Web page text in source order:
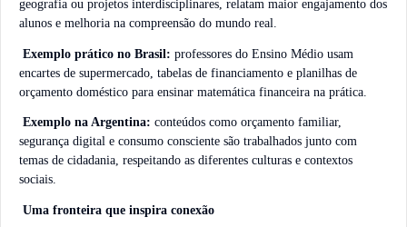
geografia ou projetos interdisciplinares, relatam maior engajamento dos
alunos e melhoria na compreensão do mundo real.
Exemplo prático no Brasil: professores do Ensino Médio usam
encartes de supermercado, tabelas de financiamento e planilhas de
orçamento doméstico para ensinar matemática financeira na prática.
Exemplo na Argentina: conteúdos como orçamento familiar,
segurança digital e consumo consciente são trabalhados junto com
temas de cidadania, respeitando as diferentes culturas e contextos
sociais.
Uma fronteira que inspira conexão